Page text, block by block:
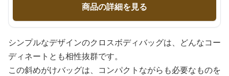
商品の詳細を見る
シンプルなデザインのクロスボディバッグは、どんなコー
ディネートとも相性抜群です。
この斜めがけバッグは、コンパクトながらも必要なものを